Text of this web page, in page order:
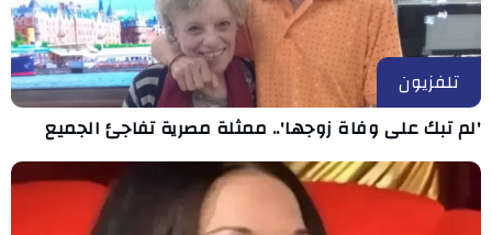
تلفزيون
'لم تبك على وفاة زوجها'.. ممثلة مصرية تفاجئ الجميع